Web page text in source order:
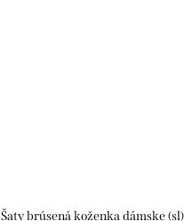
Šaty brúsená koženka dámske (sl)